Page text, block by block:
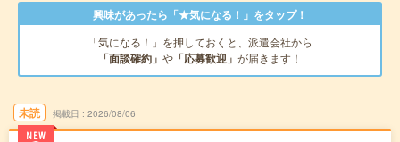
興味があったら「★気になる！」をタップ！
「気になる！」を押しておくと、派遣会社から
「面談確約」 や 「応募歓迎」 が届きます！
未読
NEW
掲載日 2026/08/06